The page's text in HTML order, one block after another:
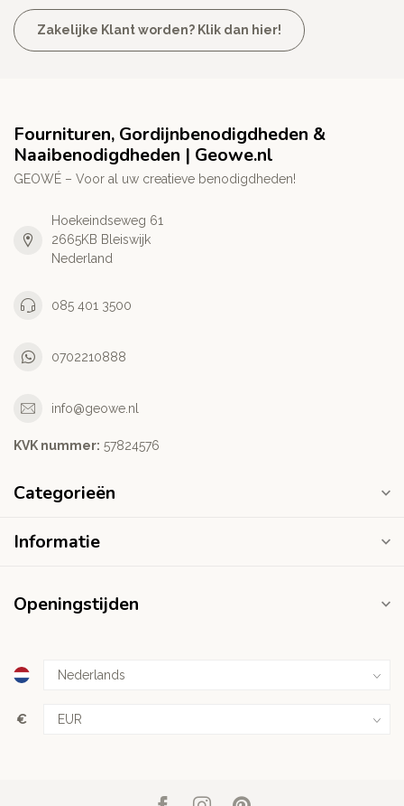
Zakelijke Klant worden? Klik dan hier!
Fournituren, Gordijnbenodigdheden &
Naaibenodigdheden | Geowe.nl
GEOWÉ – Voor al uw creatieve benodigdheden!
Hoekeindseweg 61
2665KB Bleiswijk
Nederland
085 401 3500
0702210888
info@geowe.nl
KVK nummer: ‭57824576‬
Categorieën
Informatie
Openingstijden
€